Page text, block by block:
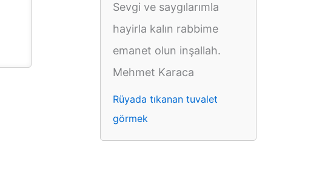
Sevgi ve saygılarımla
hayirla kalın rabbime
emanet olun inşallah.
Mehmet Karaca
Rüyada tıkanan tuvalet
görmek